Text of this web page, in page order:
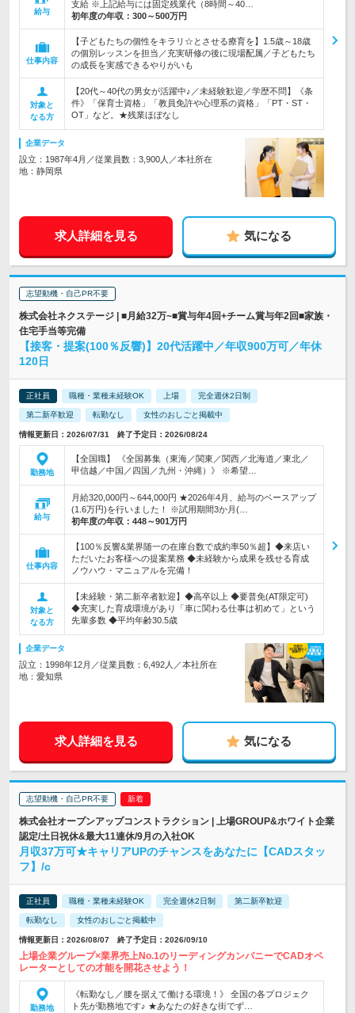
給与
支給 ※上記給与には固定残業代（8時間～40…
初年度の年収： 300～500万円
仕事内容
【子どもたちの個性をキラリ☆とさせる療育を】1.5歳～18歳
の個別レッスンを担当／充実研修の後に現場配属／子どもたち
の成長を実感できるやりがいも
対象と
なる方
【20代～40代の男女が活躍中♪／未経験歓迎／学歴不問】《条
件》「保育士資格」「教員免許や心理系の資格」「PT・ST・
OT」など。★残業ほぼなし
企業データ
設立：1987年4月／従業員数：3,900人／本社所在
地：静岡県
求人詳細を見る 気になる
志望動機・自己PR不要
株式会社ネクステージ | ■月給32万~■賞与年4回+チーム賞与年2回■家族・
住宅手当等完備
【接客・提案(100％反響)】20代活躍中／年収900万可／年休
120日
正社員 職種・業種未経験OK 上場 完全週休2日制
第二新卒歓迎 転勤なし 女性のおしごと掲載中
情報更新日：2026/07/31 終了予定日：2026/08/24
勤務地
【全国職】 《全国募集（東海／関東／関西／北海道／東北／
甲信越／中国／四国／九州・沖縄）》 ※希望…
給与
月給320,000円～644,000円 ★2026年4月、給与のベースアップ
(1.6万円)を行いました！ ※試用期間3か月(…
初年度の年収： 448～901万円
仕事内容
【100％反響&業界随一の在庫台数で成約率50％超】◆来店い
ただいたお客様への提案業務 ◆未経験から成果を残せる育成
ノウハウ・マニュアルを完備！
対象と
なる方
【未経験・第二新卒者歓迎】◆高卒以上 ◆要普免(AT限定可)
◆充実した育成環境があり「車に関わる仕事は初めて」という
先輩多数 ◆平均年齢30.5歳
企業データ
設立：1998年12月／従業員数：6,492人／本社所在
地：愛知県
求人詳細を見る 気になる
志望動機・自己PR不要
株式会社オープンアップコンストラクション | 上場GROUP&ホワイト企業
認定/土日祝休&最大11連休/9月の入社OK
月収37万可★キャリアUPのチャンスをあなたに【CADスタッ
フ】/c
正社員 職種・業種未経験OK 完全週休2日制 第二新卒歓迎
転勤なし 女性のおしごと掲載中
情報更新日：2026/08/07 終了予定日：2026/09/10
上場企業グループ×業界売上No.1のリーディングカンパニーでCADオペ
レーターとしての才能を開花させよう！
勤務地
《転勤なし／腰を据えて働ける環境！》 全国の各プロジェク
ト先が勤務地です♪ ★あなたの好きな街でず…